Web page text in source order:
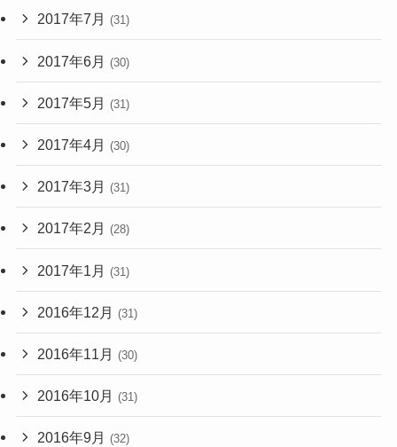
2017年7月 (31)
2017年6月 (30)
2017年5月 (31)
2017年4月 (30)
2017年3月 (31)
2017年2月 (28)
2017年1月 (31)
2016年12月 (31)
2016年11月 (30)
2016年10月 (31)
2016年9月 (32)